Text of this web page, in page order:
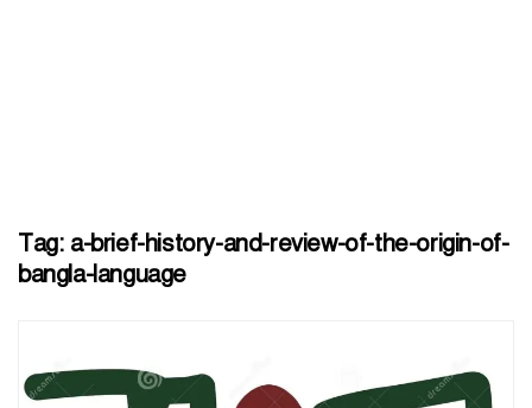
Tag: a-brief-history-and-review-of-the-origin-of-
bangla-language